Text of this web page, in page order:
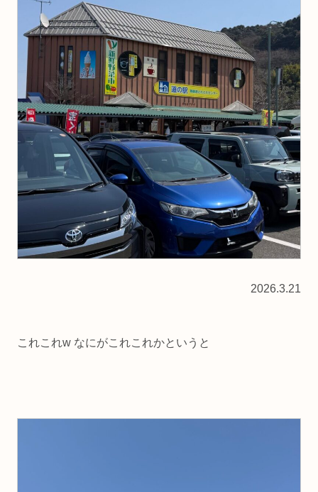
2026.3.21
これこれw なにがこれこれかというと